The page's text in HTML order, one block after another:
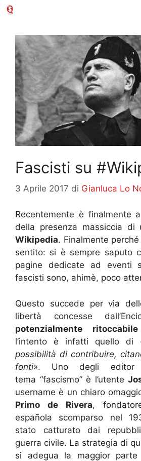
Vai
Fascisti su
3 Aprile 2017 di Gianluca Lo
Recentemente è finalmente
della presenza massiccia di
Wikipedia. Finalmente
sentito: si è sempre saputo
pagine dedicate ad eventi
fascisti sono, ahimè, poco
Questo succede per via
libertà concesse
potenzialmente
l’intento è infatti quello di
possibilità di contribuire,
fonti». Uno degli
tema “fascismo” è l’utente
username è un chiaro
Primo de Rivera,
española scomparso nel
stato catturato dai
guerra civile. La strategia di
si adegua la maggior